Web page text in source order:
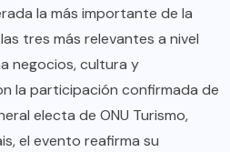
la más importante de la
tres más relevantes a nivel
negocios, cultura y
la participación confirmada de
electa de ONU Turismo,
el evento reafirma su